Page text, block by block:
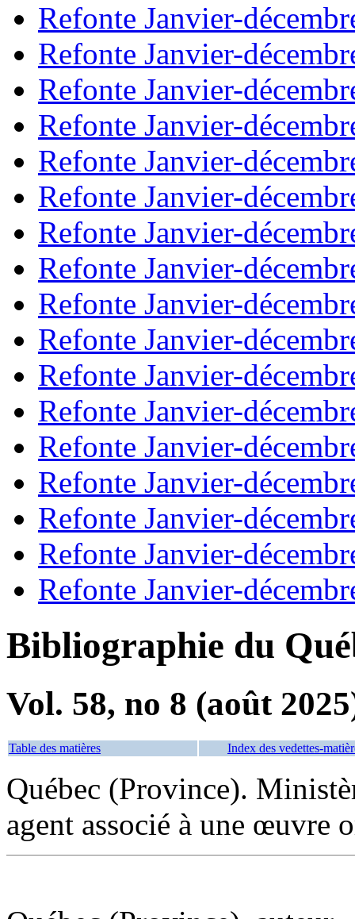
Refonte Janvier-
Refonte Janvier-
Refonte Janvier-
Refonte Janvier-
Refonte Janvier-
Refonte Janvier-
Refonte Janvier-
Refonte Janvier-
Refonte Janvier-
Refonte Janvier-
Refonte Janvier-
Refonte Janvier-
Refonte Janvier-
Refonte Janvier-
Refonte Janvier-
Refonte Janvier-
Refonte Janvier-
Bibliographie du
Vol. 58, no 8 (août
Table des matières Index des vedettes-
Québec (Province).
agent associé à une œuvre